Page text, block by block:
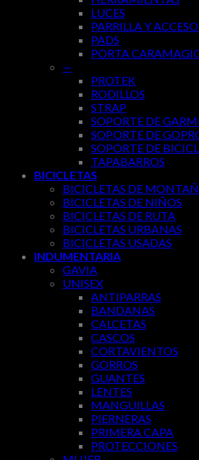
LUCES
PARRILLA Y
PADS
PORTA
—
PROTEK
RODILLOS
STRAP
SOPORTE DE
SOPORTE DE
SOPORTE DE
TAPABARROS
BICICLETAS
BICICLETAS DE
BICICLETAS DE NIÑOS
BICICLETAS DE RUTA
BICICLETAS URBANAS
BICICLETAS USADAS
INDUMENTARIA
GAVIA
UNISEX
ANTIPARRAS
BANDANAS
CALCETAS
CASCOS
CORTAVIENTOS
GORROS
GUANTES
LENTES
MANGUILLAS
PIERNERAS
PRIMERA CAPA
PROTECCIONES